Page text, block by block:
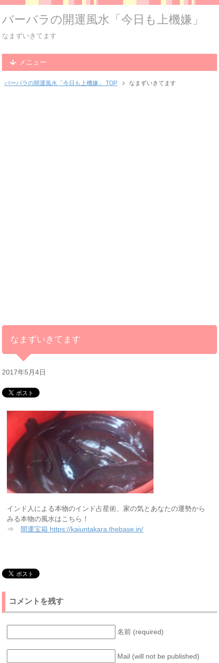
バーバラの開運風水「今日も上機嫌」
なまずいきてます
メニュー
バーバラの開運風水「今日も上機嫌」 TOP なまずいきてます
なまずいきてます
2017年5月4日
インド人による本物のインド占星術、家の気とあなたの運勢から
みる本物の風水はこちら！
⇒ 開運宝箱 https://kaiuntakara.thebase.in/
コメントを残す
名前 (required)
Mail (will not be published)